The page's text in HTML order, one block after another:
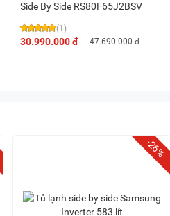
Side By Side RS80F65J2BSV
(1)
30.990.000 đ 47.690.000 đ
-26%